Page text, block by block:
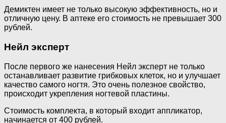
Демиктен имеет не только высокую эффективность, но и
отличную цену. В аптеке его стоимость не превышает 300
рублей.
Нейл эксперт
После первого же нанесения Нейл эксперт не только
останавливает развитие грибковых клеток, но и улучшает
качество самого ногтя. Это очень полезное свойство,
происходит укрепления ногтевой пластины.
Стоимость комплекта, в который входит аппликатор,
начинается от 400 рублей.